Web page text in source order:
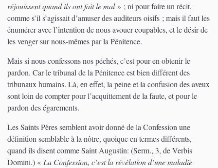
réjouissent quand ils ont fait le mal» ; ni pour faire un récit,
comme s’il s’agissait d’amuser des auditeurs oisifs ; mais il faut les
énumérer avec l’intention de nous avouer coupables, et le désir de
les venger sur nous-mêmes par la Pénitence.
Mais si nous confessons nos péchés, c’est pour en obtenir le
pardon. Car le tribunal de la Pénitence est bien différent des
tribunaux humains. Là, en effet, la peine et la confusion des aveux
sont loin de compter pour l’acquittement de la faute, et pour le
pardon des égarements.
Les Saints Pères semblent avoir donné de la Confession une
définition semblable à la nôtre, quoique en termes différents,
quand ils disent comme Saint Augustin: (Serm., 3, de Verbis
Domini.) « La Confession, c’est la révélation d’une maladie